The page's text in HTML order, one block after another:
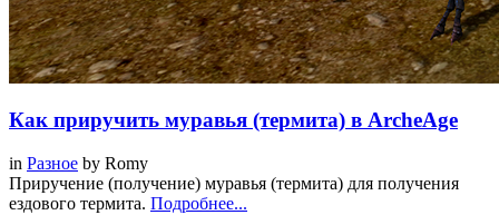
Как приручить муравья (термита) в ArcheAge
in Разное by Romy
Приручение (получение) муравья (термита) для получения
ездового термита. Подробнее...